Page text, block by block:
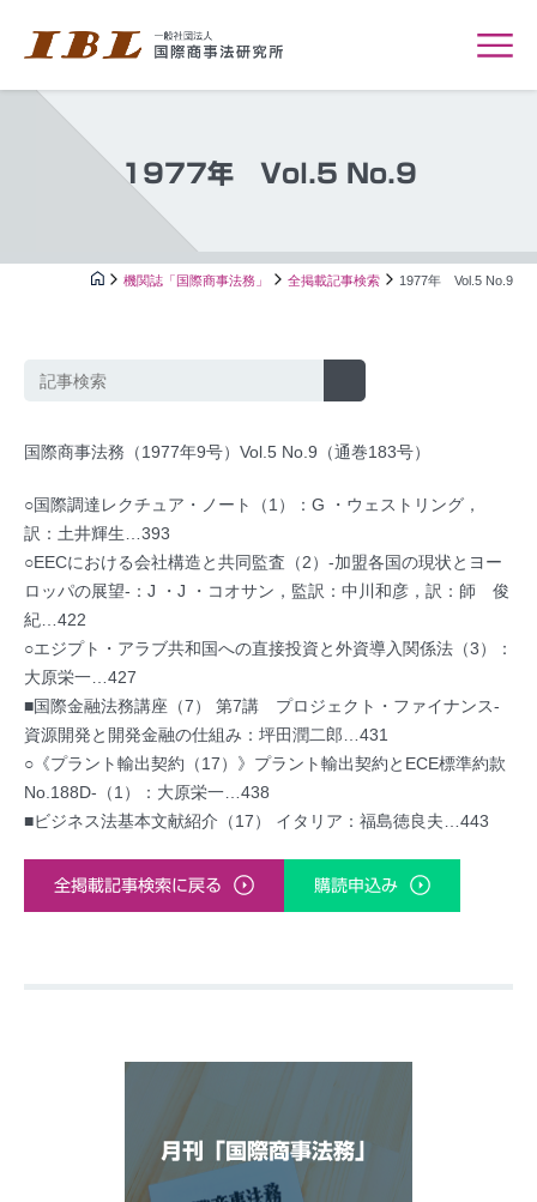
1977年 Vol.5 No.9
機関誌「国際商事法務」 全掲載記事検索 1977年 Vol.5 No.9
国際商事法務（1977年9号）Vol.5 No.9（通巻183号）
○国際調達レクチュア・ノート（1）：G ・ウェストリング，
訳：土井輝生…393
○EECにおける会社構造と共同監査（2）-加盟各国の現状とヨー
ロッパの展望-：J ・J ・コオサン，監訳：中川和彦，訳：師 俊
紀…422
○エジプト・アラブ共和国への直接投資と外資導入関係法（3）：
大原栄一…427
■国際金融法務講座（7） 第7講 プロジェクト・ファイナンス-
資源開発と開発金融の仕組み：坪田潤二郎…431
○《プラント輸出契約（17）》プラント輸出契約とECE標準約款
No.188D-（1）：大原栄一…438
■ビジネス法基本文献紹介（17） イタリア：福島徳良夫…443
全掲載記事検索に戻る 購読申込み
月刊「国際商事法務」